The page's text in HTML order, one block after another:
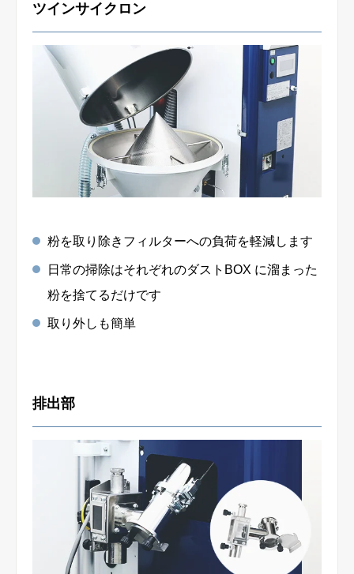
ツインサイクロン
粉を取り除きフィルターへの負荷を軽減します
日常の掃除はそれぞれのダストBOX に溜まった
粉を捨てるだけです
取り外しも簡単
排出部